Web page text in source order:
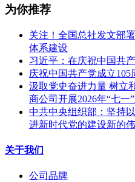
为你推荐
关注！全国总社发文部
体系建设
习近平：在庆祝中国共
庆祝中国共产党成立
汲取党史奋进力量 树
商公司开展2026年“七一
中共中央组织部：坚持
进新时代党的建设新的
关于我们
公司品牌